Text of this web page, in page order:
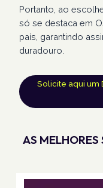
Portanto, ao
só se destaca em
país, garantindo
duradouro.
Solicite aqui um
AS